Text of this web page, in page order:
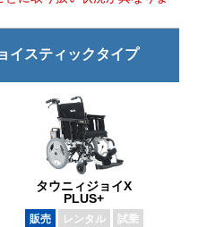
イスティックタイプ
タウニィジョイX
PLUS+
販売 レンタル 試乗